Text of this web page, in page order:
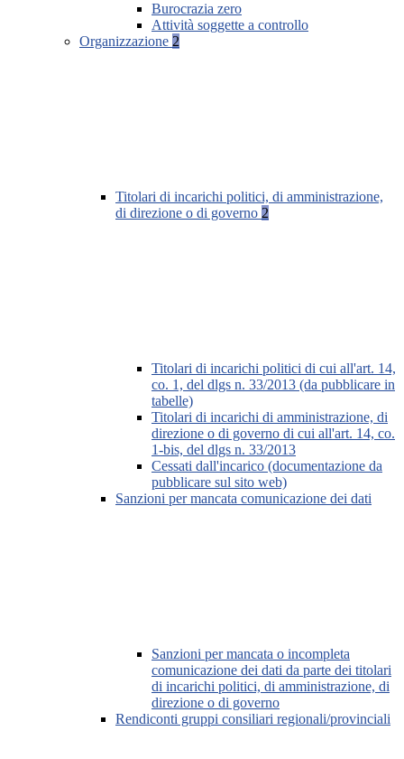
Burocrazia zero
Attività soggette a controllo
Organizzazione 2
Titolari di incarichi politici, di amministrazione,
di direzione o di governo 2
Titolari di incarichi politici di cui all'art. 14,
co. 1, del dlgs n. 33/2013 (da pubblicare in
tabelle)
Titolari di incarichi di amministrazione, di
direzione o di governo di cui all'art. 14, co.
1-bis, del dlgs n. 33/2013
Cessati dall'incarico (documentazione da
pubblicare sul sito web)
Sanzioni per mancata comunicazione dei dati
Sanzioni per mancata o incompleta
comunicazione dei dati da parte dei titolari
di incarichi politici, di amministrazione, di
direzione o di governo
Rendiconti gruppi consiliari regionali/provinciali